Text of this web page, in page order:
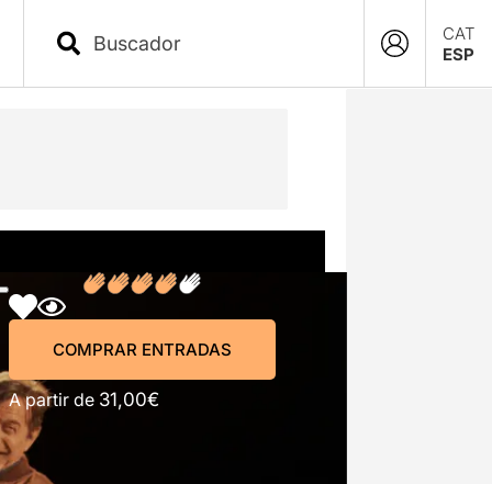
CAT
ESP
COMPRAR ENTRADAS
A partir de 31,00€
COMPRAR ENTRADAS